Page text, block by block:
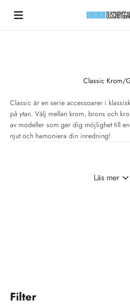
Classic Krom/
Classic är en serie accessoarer i
på ytan. Välj mellan krom, brons och
av modeller som ger dig möjlighet till
njut och hamoniera din inredning!
Läs mer
Filter